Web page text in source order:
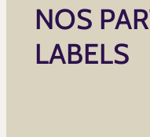
NOS
LABELS